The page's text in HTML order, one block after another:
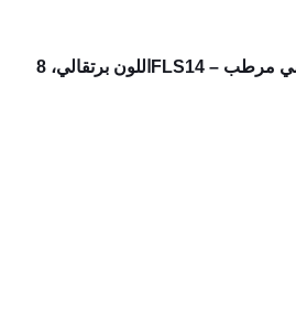
✪ احمر الشفاه فيراروتشي مرطب – FLS14اللون برتقالي، 8